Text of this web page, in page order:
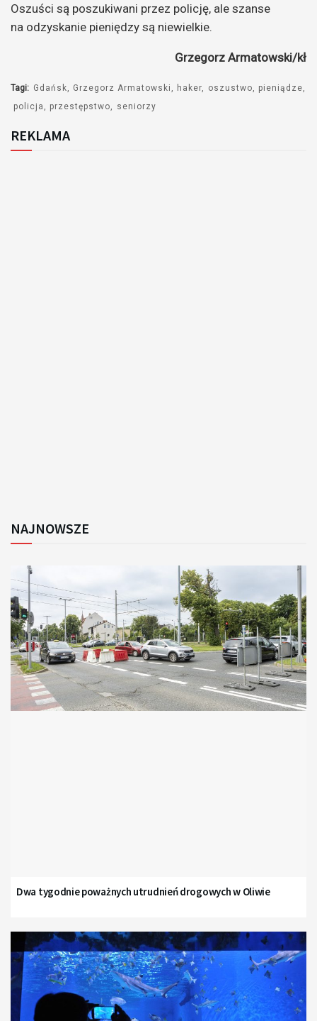
Oszuści są poszukiwani przez policję, ale szanse
na odzyskanie pieniędzy są niewielkie.
Grzegorz Armatowski/kł
Tagi: Gdańsk Grzegorz Armatowski haker oszustwo
pieniądze
policja
przestępstwo seniorzy
REKLAMA
NAJNOWSZE
Dwa tygodnie poważnych utrudnień drogowych w Oliwie